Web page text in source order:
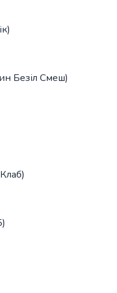
Безіл Смеш)